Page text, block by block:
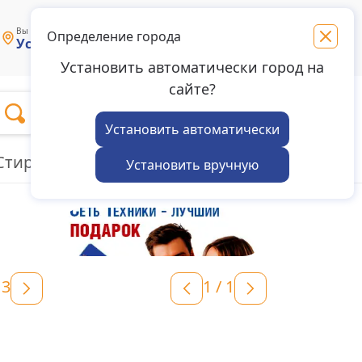
Вы выбрали магазин в городе:
Усолье-Сибирское
Определение города
Установить автоматически город на
сайте?
Установить автоматически
Установить вручную
Избранное
машины Пылесосы
1 / 1